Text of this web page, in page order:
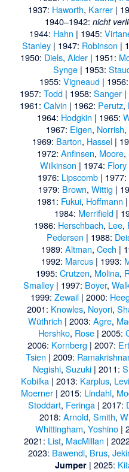
1937: Haworth, Karrer |
1940–1942: nicht
1944: Hahn | 1945:
Stanley | 1947: Robinson |
1950: Diels, Alder | 1951:
Synge| 1953:
1955: Vigneaud| 1956:
1957: Todd| 1958: Sanger|
1961: Calvin | 1962: Perutz,
1964: Hodgkin | 1965:
1967: Eigen, Norrish,
1969: Barton, Hassel |
1972: Anfinsen, Moore,
Wilkinson | 1974: Flory
1976: Lipscomb | 1977:
1979: Brown, Wittig |
1981: Fukui, Hoffmann
1984: Merrifield|
1986: Herschbach, Lee,
Pedersen | 1988:
1989: Altman, Cech |
1992: Marcus | 1993:
1995: Crutzen, Molina,
Smalley| 1997: Boyer,
1999: Zewail | 2000:
2001: Knowles, Noyori,
Wüthrich | 2003: Agre,
Hershko, Rose| 2005:
2006: Kornberg | 2007:
Tsien | 2009:
Negishi, Suzuki | 2011:
Kobilka | 2013: Karplus,
Moerner | 2015: Lindahl,
Stoddart, Feringa| 2017:
2018: Arnold, Smith,
Whittingham, Yoshino|
2021: List, MacMillan |
2023: Bawendi, Brus,
Jumper| 2025: